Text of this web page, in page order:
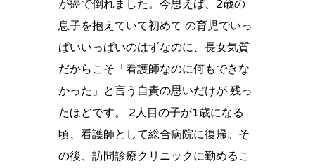
が癌で倒れました。今思えば、2歳の
息子を抱えていて初めて の育児でいっ
ぱいいっぱいのはずなのに、長女気質
だからこそ「看護師なのに何もできな
かった」と言う自責の思いだけが 残っ
たほどです。 2人目の子が1歳になる
頃、看護師として総合病院に復帰。そ
の後、訪問診療クリニックに勤めるこ